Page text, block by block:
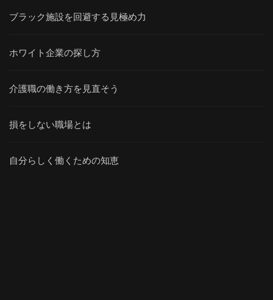
ブラック施設を回避する見極め力
ホワイト企業の探し方
介護職の働き方を見直そう
損をしない職場とは
自分らしく働くための知恵